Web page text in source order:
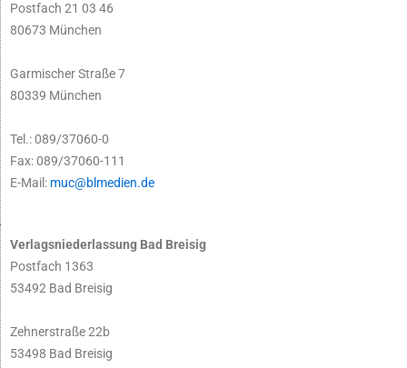
Postfach 21 03 46
80673 München
Garmischer Straße 7
80339 München
Tel.: 089/37060-0
Fax: 089/37060-111
E-Mail: muc@blmedien.de
Verlagsniederlassung Bad Breisig
Postfach 1363
53492 Bad Breisig
Zehnerstraße 22b
53498 Bad Breisig